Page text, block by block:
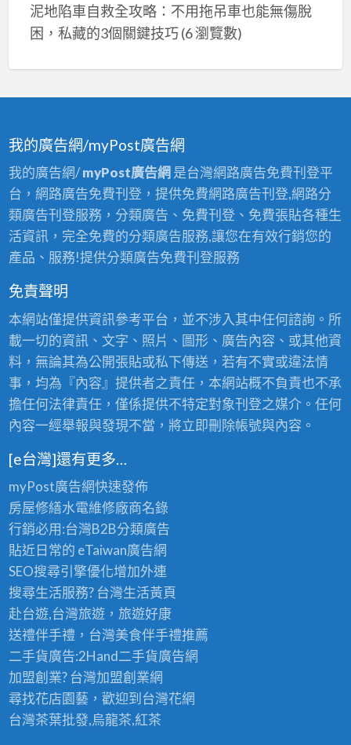
泥地陷車自救全攻略：不用拖吊車也能無傷脫
困，私藏的3個關鍵技巧(6 瀏覽數)
我的廣告網/myPost廣告網
我的廣告網/myPost廣告網 是台灣網路廣告免費刊登平
台，網路廣告免費刊登，提供免費網路廣告刊登,網路分
類廣告刊登服務，分類廣告、免費刊登、免費張貼各種生
活資訊，完全免費的分類廣告服務,讓您在有效行銷您的
產品、服務!提供分類廣告免費刊登服務
免責聲明
本網站僅提供資訊參考平台，並不涉入其中任何諮詢。所
載一切的資訊、文字、照片、圖形、廣告內容、或其他資
料，無論其為公開張貼或私下傳送，若有不實或違法情
事，均為『內容』提供者之責任，本網站概不負責也不承
擔任何法律責任，僅係提供不特定對象刊登之媒介。任何
內容一經舉報與發現不當，將立即刪除帳號與內容。
[e台灣]還有更多…
myPost廣告網快速發佈
房屋修繕水電維修廠商名錄
行銷必用:台灣B2B分類廣告
貼近日常的 eTaiwan廣告網
SEO搜尋引擎優化增加外連
搜尋生活服務? 台灣生活黃頁
赴台遊,台灣旅遊，旅遊好康
送禮伴手禮，台灣美食伴手禮推薦
二手貨廣告:2Hand二手貨廣告網
加盟創業? 台灣加盟創業網
尋找花店園藝，歡迎到 台灣花網
台灣茶葉批發,烏龍茶,紅茶